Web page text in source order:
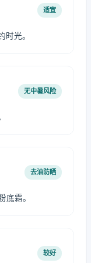
适宜
时光。
无中暑风险
去油防晒
底霜。
较好